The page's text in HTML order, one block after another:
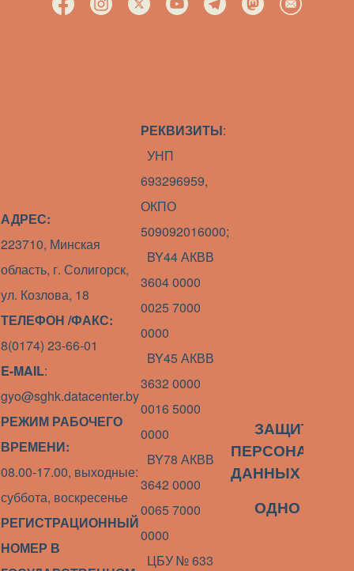
АДРЕС:
223710, Минская
область, г. Солигорск,
ул. Козлова, 18
ТЕЛЕФОН /ФАКС:
8(0174) 23-66-01
E-MAIL:
gyo@sghk.datacenter.by
РЕЖИМ РАБОЧЕГО
ВРЕМЕНИ:
08.00-17.00, выходные:
суббота, воскресенье
РЕГИСТРАЦИОННЫЙ
НОМЕР В
РЕКВИЗИТЫ:
УНП
693296959,
ОКПО
509092016000;
BY44 АКВВ
3604 0000
0025 7000
0000
BY45 АКВВ
3632 0000
0016 5000
0000
BY78 АКВВ
3642 0000
0065 7000
0000
ЦБУ № 633
ЗАЩИТА
ДАННЫХ
ОДНО ОКНО